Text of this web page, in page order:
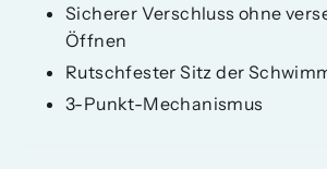
Sicherer Verschluss ohne
Öffnen
Rutschfester Sitz der
3-Punkt-Mechanismus